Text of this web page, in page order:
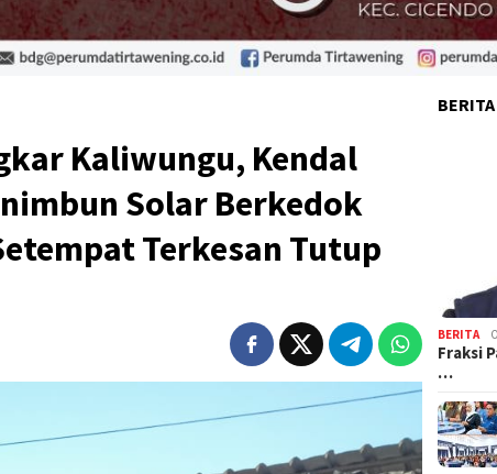
Kaliwungu, Kendal
Solar Berkedok
Terkesan Tutup
BERITA
Fraksi
…